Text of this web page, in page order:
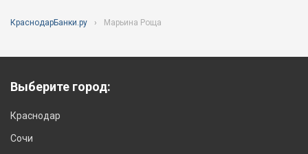
КраснодарБанки.ру Марьина Роща
Выберите город:
Краснодар
Сочи